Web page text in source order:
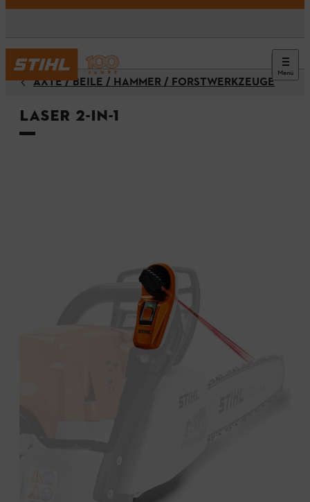
Menü
ÄXTE / BEILE / HÄMMER / FORSTWERKZEUGE
Laser 2-in-1